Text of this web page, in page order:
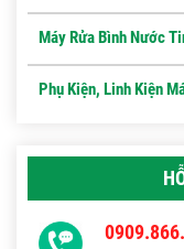
Máy Rửa Bình Nước
Phụ Kiện, Linh Kiện